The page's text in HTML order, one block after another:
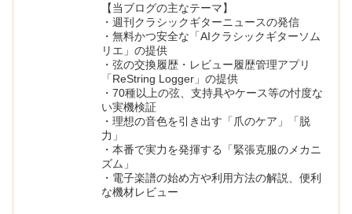
【当ブログの主なテーマ】
・週刊クラシックギターニュースの発信
・無料かつ安全な「AIクラシックギターソム
リエ」の提供
・弦の交換履歴・レビュー履歴管理アプリ
「ReString Logger」の提供
・70種以上の弦、支持具やケース等の忖度な
い実機検証
・理想の音色を引き出す「爪のケア」「脱
力」
・本番で実力を発揮する「緊張克服のメカニ
ズム」
・電子楽譜の始め方や利用方法の解説、便利
な機材レビュー